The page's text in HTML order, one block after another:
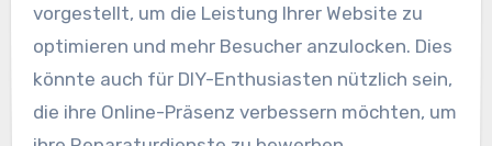
vorgestellt, um die Leistung Ihrer Website zu
optimieren und mehr Besucher anzulocken. Dies
könnte auch für DIY-Enthusiasten nützlich sein,
die ihre Online-Präsenz verbessern möchten, um